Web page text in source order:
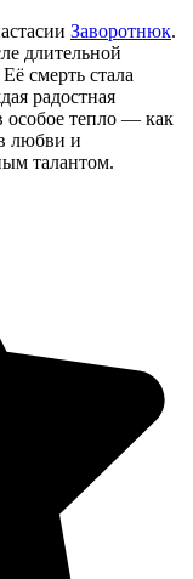
Заворотнюк.
длительной
смерть стала
радостная
особое тепло — как
любви и
талантом.